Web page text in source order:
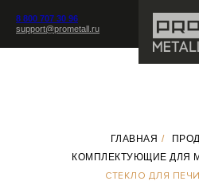
8 800 707 30 96
support@prometall.ru
ГЛАВНАЯ /
КОМПЛЕКТУЮЩИЕ ДЛЯ
СТЕКЛО ДЛЯ ПЕЧИ